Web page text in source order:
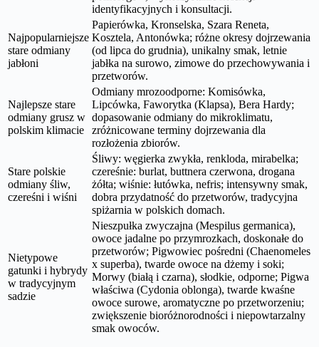
identyfikacyjnych i konsultacji.
Najpopularniejsze
stare odmiany
jabłoni
Papierówka, Kronselska, Szara Reneta,
Kosztela, Antonówka; różne okresy dojrzewania
(od lipca do grudnia), unikalny smak, letnie
jabłka na surowo, zimowe do przechowywania i
przetworów.
Najlepsze stare
odmiany grusz w
polskim klimacie
Odmiany mrozoodporne: Komisówka,
Lipcówka, Faworytka (Klapsa), Bera Hardy;
dopasowanie odmiany do mikroklimatu,
zróżnicowane terminy dojrzewania dla
rozłożenia zbiorów.
Stare polskie
odmiany śliw,
czereśni i wiśni
Śliwy: węgierka zwykła, renkloda, mirabelka;
czereśnie: burlat, buttnera czerwona, drogana
żółta; wiśnie: łutówka, nefris; intensywny smak,
dobra przydatność do przetworów, tradycyjna
spiżarnia w polskich domach.
Nietypowe
gatunki i hybrydy
w tradycyjnym
sadzie
Nieszpułka zwyczajna (Mespilus germanica),
owoce jadalne po przymrozkach, doskonałe do
przetworów; Pigwowiec pośredni (Chaenomeles
x superba), twarde owoce na dżemy i soki;
Morwy (białą i czarna), słodkie, odporne; Pigwa
właściwa (Cydonia oblonga), twarde kwaśne
owoce surowe, aromatyczne po przetworzeniu;
zwiększenie bioróżnorodności i niepowtarzalny
smak owoców.